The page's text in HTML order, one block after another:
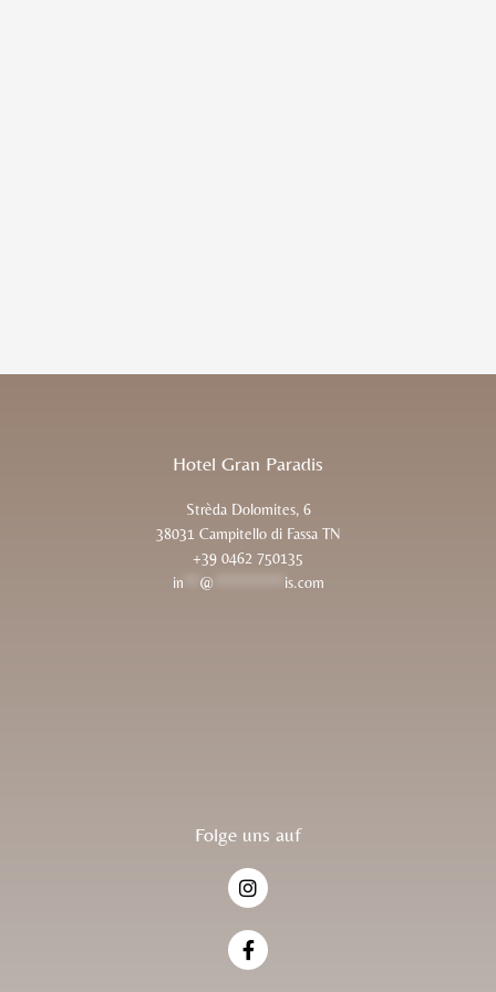
Hotel Gran Paradis
Strèda Dolomites, 6
38031 Campitello di Fassa TN
+39 0462 750135
in
@ is.com
Folge uns auf
I
n
s
t
a
g
F
a
c